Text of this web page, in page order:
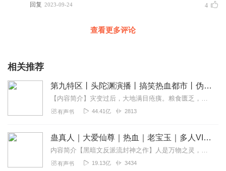
回复 2023-09-24 4
查看更多评论
相关推荐
第九特区丨头陀渊演播丨搞笑热血都市丨伪戒丨VIP免费多人有声剧
【内容简介】灾变过后，大地满目疮痍。粮食匮乏，资源紧俏，局势混乱……一位从待规划区杀出来的青年，背对着漫天黄沙，孤身来到九区谋生，却不曾想偶然结识三五好友，一念...
有声书 44.41亿 2813
蛊真人｜大爱仙尊｜热血｜老宝玉｜多人VIP免费有声剧
内容简介【黑暗文反派流封神之作】人是万物之灵，蛊是天地真精。一个穿越者不断重生的故事。一个养蛊、炼蛊、用蛊的奇特世界。配音组（男角色）老宝玉旁白...
有声书 19.13亿 3434